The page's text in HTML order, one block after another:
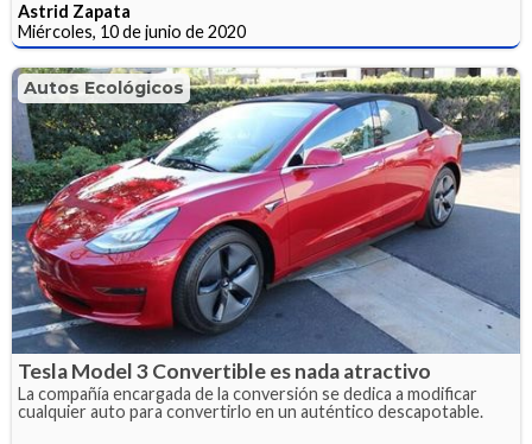
Astrid Zapata
Miércoles, 10 de junio de 2020
Autos Ecológicos
Tesla Model 3 Convertible es nada atractivo
La compañía encargada de la conversión se dedica a modificar
cualquier auto para convertirlo en un auténtico descapotable.